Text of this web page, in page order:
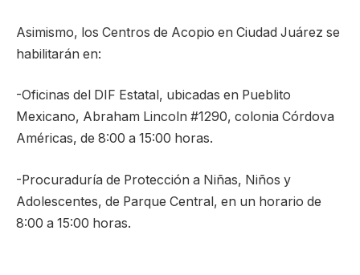
Asimismo, los Centros de Acopio en Ciudad Juárez se
habilitarán en:
-Oficinas del DIF Estatal, ubicadas en Pueblito
Mexicano, Abraham Lincoln #1290, colonia Córdova
Américas, de 8:00 a 15:00 horas.
-Procuraduría de Protección a Niñas, Niños y
Adolescentes, de Parque Central, en un horario de
8:00 a 15:00 horas.